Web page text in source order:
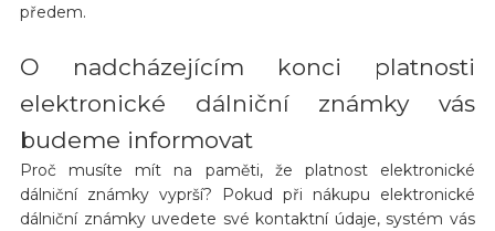
předem.
O nadcházejícím konci platnosti
elektronické dálniční známky vás
budeme informovat
Proč musíte mít na paměti, že platnost elektronické
dálniční známky vyprší? Pokud při nákupu elektronické
dálniční známky uvedete své kontaktní údaje, systém vás